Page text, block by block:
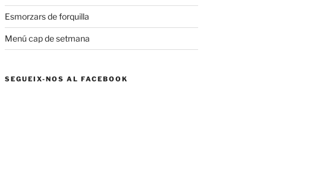
Esmorzars de forquilla
Menú cap de setmana
SEGUEIX-NOS AL FACEBOOK